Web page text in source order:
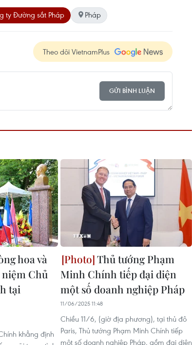
ty Đường sắt Pháp Pháp
Theo dõi VietnamPlus
GỬI BÌNH LUẬN
hoa và
Chủ
tại
khẳng định
Thủ tướng Phạm
Minh Chính tiếp đại diện
một số doanh nghiệp Pháp
11/06/2025 11:48
Chiều 11/6, (giờ địa phương), tại thủ đô
Paris, Thủ tướng Phạm Minh Chính tiếp
một số doanh nghiệp Pháp, gồm đại diện